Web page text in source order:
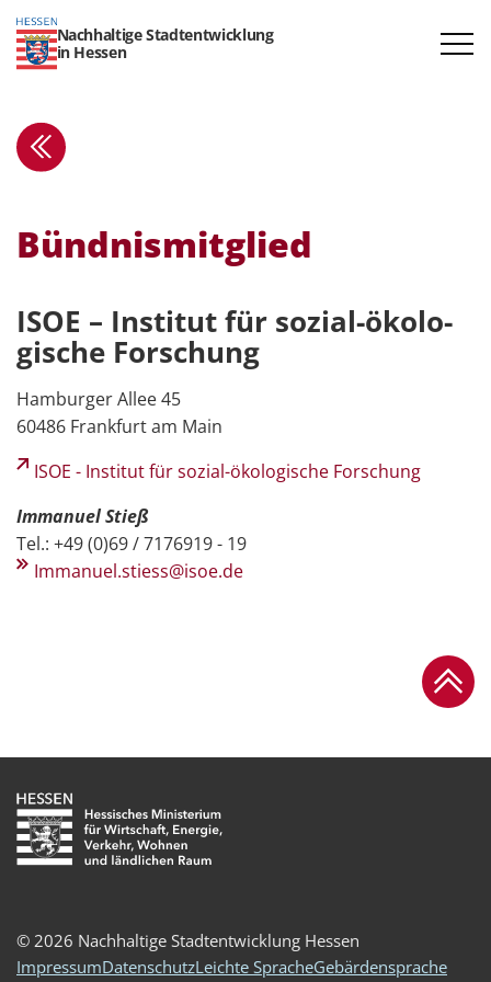
Nachhaltige Stadtentwicklung
in Hessen
Bündnis­mit­glied
ISOE – Institut für sozial-ökolo­
gische Forschung
Hamburger Allee 45
60486 Frankfurt am Main
ISOE - Institut für sozial-ökologische Forschung
Immanuel Stieß
Tel.: +49 (0)69 / 7176919 - 19
Immanuel.stiess@isoe.de
Zum
© 2026 Nachhaltige Stadtentwicklung Hessen
ImpressumDatenschutzLeichte SpracheGebärdensprache